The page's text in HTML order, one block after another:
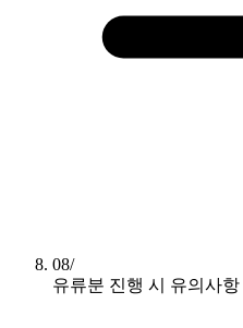
08/
유류분 진행 시 유의사항